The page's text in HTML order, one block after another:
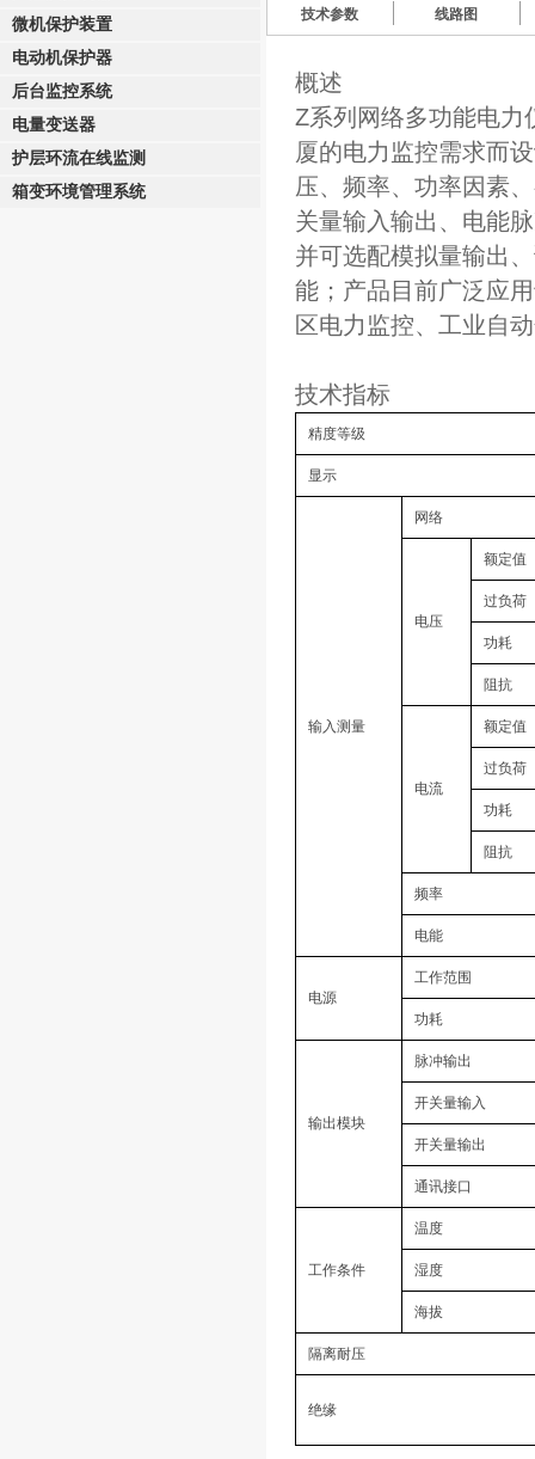
微机保护装置
电动机保护器
后台监控系统
电量变送器
护层环流在线监测
箱变环境管理系统
技术参数 线路图
概述
Z系列网络多功能电力
厦的电力监控需求而
压、频率、功率因素
关量输入输出、电能
并可选配模拟量输出
能；产品目前广泛应
区电力监控、工业自
技术指标
精度等级
显示
输入测量
网络
电压
额定值
过负荷
功耗
阻抗
电流
额定值
过负荷
功耗
阻抗
频率
电能
电源
工作范围
功耗
输出模块
脉冲输出
开关量输入
开关量输出
通讯接口
工作条件
温度
湿度
海拔
隔离耐压
绝缘